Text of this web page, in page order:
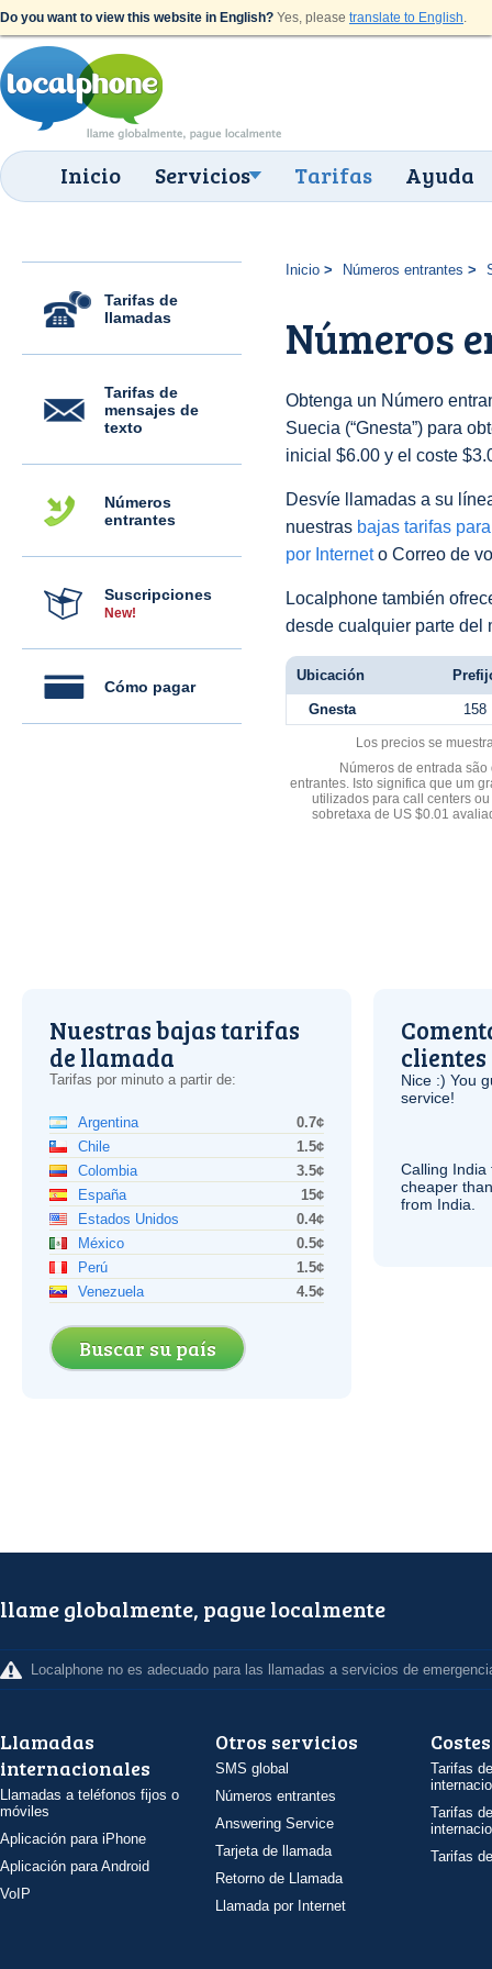
Do you want to view this website in English? Yes, please translate to English.
Inicio Servicios Tarifas Ayuda
Tarifas de
llamadas
Tarifas de
mensajes de
texto
Números
entrantes
Suscripciones
New!
Cómo pagar
Inicio Números entrantes
Números
Obtenga un Número
Suecia (“Gnesta”) para
inicial $6.00 y el coste
Desvíe llamadas a su
nuestras bajas tarifas
por Interneto Correo de
Localphone también
desde cualquier parte del
Ubicación
Gnesta 158
Los precios se
Números de entrada
entrantes. Isto significa que um
utilizados para call centers
sobretaxa de US $0.01
Nuestras bajas tarifas
de llamada
Tarifas por minuto a partir de:
Argentina
0.7¢
Chile
1.5¢
Colombia
3.5¢
España
15¢
Estados Unidos
0.4¢
México
0.5¢
Perú
1.5¢
Venezuela
4.5¢
Buscar su país
clientes
Nice :) You
service!
Calling
cheaper
from India.
llame globalmente, pague localmente
Localphone no es adecuado para las llamadas a servicios de
Llamadas
internacionales
Llamadas a teléfonos fijos o
móviles
Aplicación para iPhone
Aplicación para Android
VoIP
Otros servicios
SMS global
Números entrantes
Answering Service
Tarjeta de llamada
Retorno de Llamada
Llamada por Internet
Costes
Tarifas
Tarifas
Tarifas